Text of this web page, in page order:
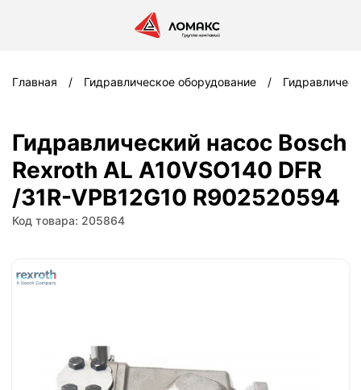
Главная Гидравлическое оборудование
Гидравлический насос Bosch
Rexroth AL A10VSO140 DFR
/31R-VPB12G10 R902520594
Код товара: 205864